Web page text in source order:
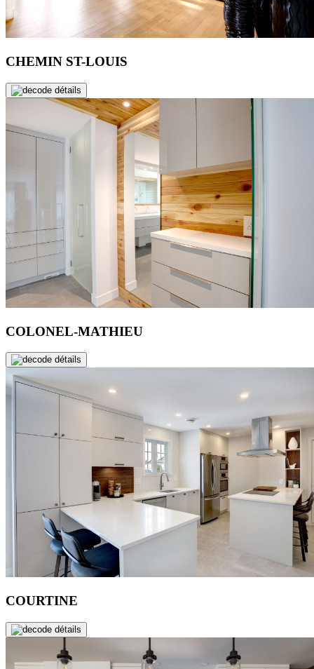
CHEMIN ST-LOUIS
de détails
COLONEL-MATHIEU
de détails
COURTINE
de détails